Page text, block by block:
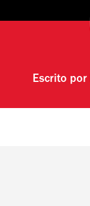
Escrito por